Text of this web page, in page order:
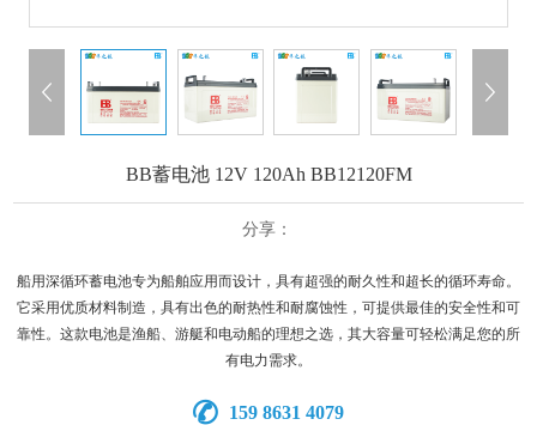
BB蓄电池 12V 120Ah BB12120FM
分享：
船用深循环蓄电池专为船舶应用而设计，具有超强的耐久性和超长的循环寿命。
它采用优质材料制造，具有出色的耐热性和耐腐蚀性，可提供最佳的安全性和可
靠性。这款电池是渔船、游艇和电动船的理想之选，其大容量可轻松满足您的所
有电力需求。
159 8631 4079